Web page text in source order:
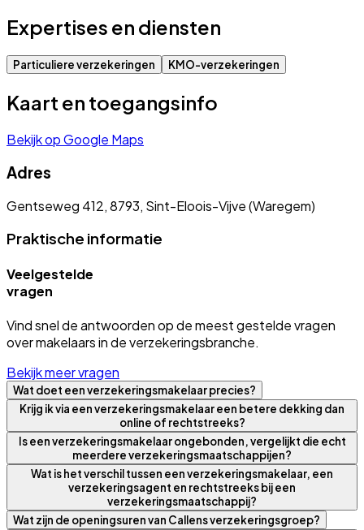
Expertises en diensten
Particuliere verzekeringen KMO-verzekeringen
Kaart en toegangsinfo
Bekijk op Google Maps
Adres
Gentseweg 412, 8793, Sint-Eloois-Vijve (Waregem)
Praktische informatie
Veelgestelde
vragen
Vind snel de antwoorden op de meest gestelde vragen
over makelaars in de verzekeringsbranche.
Bekijk meer vragen
Wat doet een verzekeringsmakelaar precies?
Krijg ik via een verzekeringsmakelaar een betere dekking dan
online of rechtstreeks?
Is een verzekeringsmakelaar ongebonden, vergelijkt die echt
meerdere verzekeringsmaatschappijen?
Wat is het verschil tussen een verzekeringsmakelaar, een
verzekeringsagent en rechtstreeks bij een
verzekeringsmaatschappij?
Wat zijn de openingsuren van Callens verzekeringsgroep?